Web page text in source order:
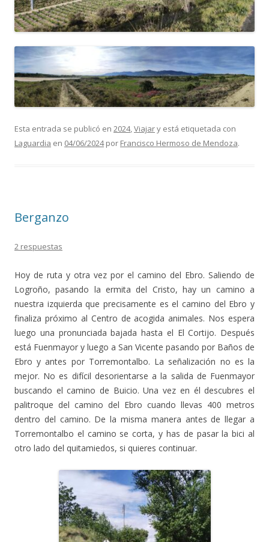
Esta entrada se publicó en 2024,Viajary está etiquetada con
Laguardia en 04/06/2024por Francisco Hermoso de Mendoza.
Berganzo
2 respuestas
Hoy de ruta y otra vez por el camino del Ebro. Saliendo de
Logroño, pasando la ermita del Cristo, hay un camino a
nuestra izquierda que precisamente es el camino del Ebro y
finaliza próximo al Centro de acogida animales. Nos espera
luego una pronunciada bajada hasta el El Cortijo. Después
está Fuenmayor y luego a San Vicente pasando por Baños de
Ebro y antes por Torremontalbo. La señalización no es la
mejor. No es difícil desorientarse a la salida de Fuenmayor
buscando el camino de Buicio. Una vez en él descubres el
palitroque del camino del Ebro cuando llevas 400 metros
dentro del camino. De la misma manera antes de llegar a
Torremontalbo el camino se corta, y has de pasar la bici al
otro lado del quitamiedos, si quieres continuar.